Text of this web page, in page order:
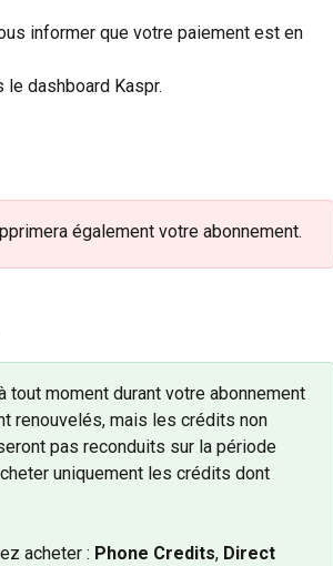
informer que votre paiement est en
le dashboard Kaspr.
également votre abonnement.
moment durant votre abonnement
renouvelés, mais les crédits non
pas reconduits sur la période
uniquement les crédits dont
acheter : Phone Credits, Direct